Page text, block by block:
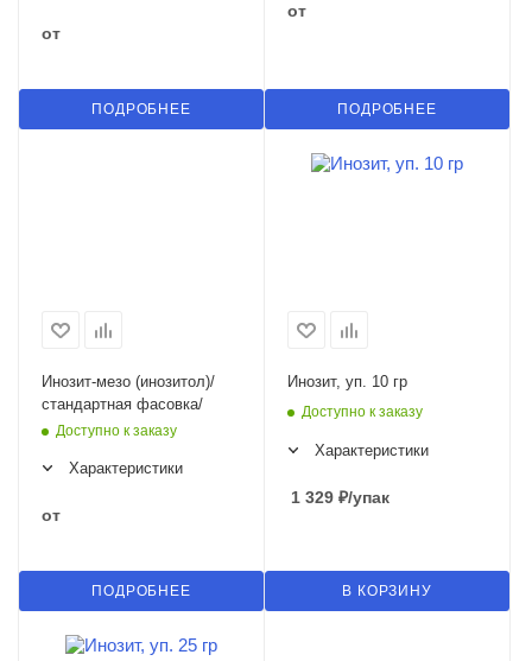
от
ПОДРОБНЕЕ
от
ПОДРОБНЕЕ
Инозит-мезо (инозитол)/
стандартная фасовка/
Доступно к заказу
Характеристики
от
ПОДРОБНЕЕ
Инозит, уп. 10 гр
Доступно к заказу
Характеристики
1 329 ₽/упак
В КОРЗИНУ